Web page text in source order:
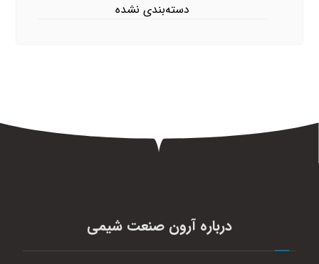
دسته‌بندی نشده
درباره آرون صنعت شیمی